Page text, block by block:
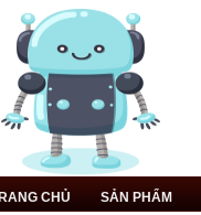
CHỦ SẢN PHẨM